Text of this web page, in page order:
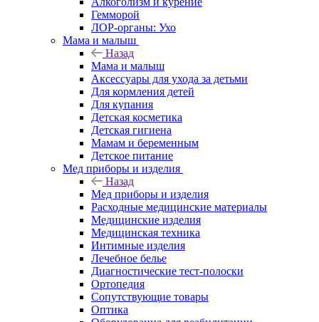
Гемморой
ЛОР-органы: Ухо
Мама и малыш
Назад
Мама и малыш
Аксессуары для ухода за детьми
Для кормления детей
Для купания
Детская косметика
Детская гигиена
Мамам и беременным
Детское питание
Мед приборы и изделия
Назад
Мед приборы и изделия
Расходные медицинские материалы
Медицинские изделия
Медицинская техника
Интимные изделия
Лечебное белье
Диагностические тест-полоски
Ортопедия
Сопутствующие товары
Оптика